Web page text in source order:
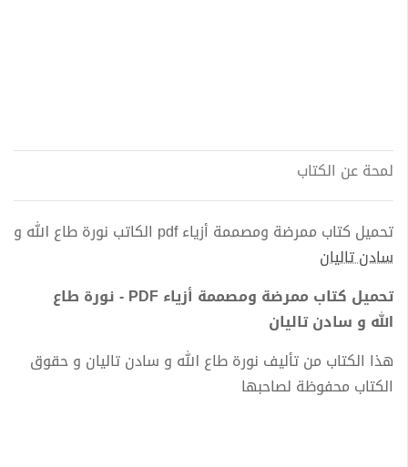
لمحة عن الكتاب
تحميل كتاب ممرضة ومصممة أزياء pdf الكاتب نورة طاع الله و
سادن تاليان
تحميل كتاب ممرضة ومصممة أزياء PDF - نورة طاع
الله و سادن تاليان
هذا الكتاب من تأليف نورة طاع الله و سادن تاليان و حقوق
الكتاب محفوظة لصاحبها